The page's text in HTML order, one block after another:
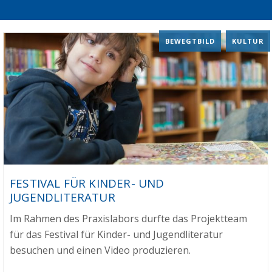
FESTIVAL FÜR KINDER- UND
JUGENDLITERATUR
BEWEGTBILD , KULTUR
Im Rahmen des Praxislabors durfte das Projektteam
für das Festival für Kinder- und Jugendliteratur
besuchen und einen Video produzieren.